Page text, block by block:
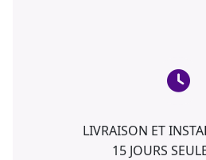
LIVRAISON ET
15 JOURS